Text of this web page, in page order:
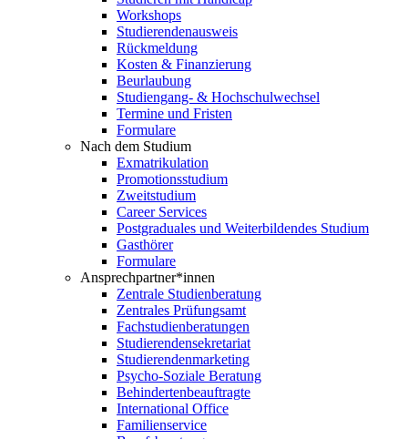
Workshops
Studierendenausweis
Rückmeldung
Kosten & Finanzierung
Beurlaubung
Studiengang- & Hochschulwechsel
Termine und Fristen
Formulare
Nach dem Studium
Exmatrikulation
Promotionsstudium
Zweitstudium
Career Services
Postgraduales und Weiterbildendes Studium
Gasthörer
Formulare
Ansprechpartner*innen
Zentrale Studienberatung
Zentrales Prüfungsamt
Fachstudienberatungen
Studierendensekretariat
Studierendenmarketing
Psycho-Soziale Beratung
Behindertenbeauftragte
International Office
Familienservice